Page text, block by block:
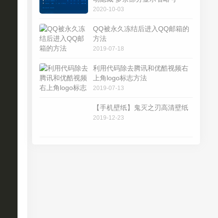
2020-10-03
QQ被永久冻结后进入QQ邮箱的
方法
2019-07-18
利用代码除去腾讯和优酷视频右
上角logo标志方法
2019-07-13
【手机壁纸】鬼灭之刃高清壁纸
2019-12-23